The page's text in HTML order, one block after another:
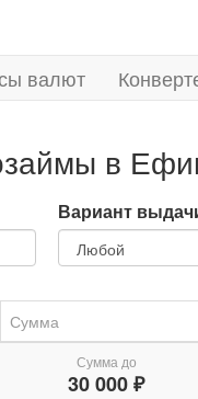
валют
в
Вариант
Сумма
Сумма до
30 000 ₽